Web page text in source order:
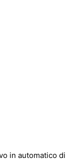
in automatico di